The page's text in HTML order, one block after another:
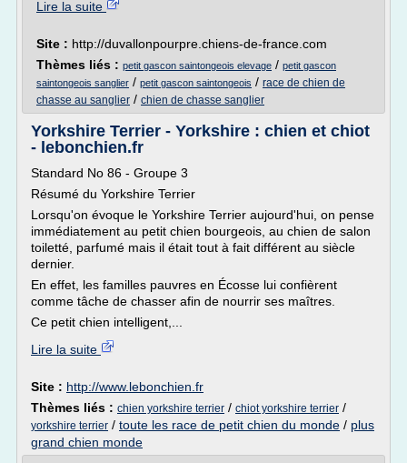
Lire la suite
Site : http://duvallonpourpre.chiens-de-france.com
Thèmes liés : petit gascon saintongeois elevage / petit gascon
saintongeois sanglier / petit gascon saintongeois / race de chien de
chasse au sanglier / chien de chasse sanglier
Yorkshire Terrier - Yorkshire : chien et chiot
- lebonchien.fr
Standard No 86 - Groupe 3
Résumé du Yorkshire Terrier
Lorsqu'on évoque le Yorkshire Terrier aujourd'hui, on pense
immédiatement au petit chien bourgeois, au chien de salon
toiletté, parfumé mais il était tout à fait différent au siècle
dernier.
En effet, les familles pauvres en Écosse lui confièrent
comme tâche de chasser afin de nourrir ses maîtres.
Ce petit chien intelligent,...
Lire la suite
Site : http://www.lebonchien.fr
Thèmes liés : chien yorkshire terrier / chiot yorkshire terrier /
yorkshire terrier / toute les race de petit chien du monde / plus
grand chien monde